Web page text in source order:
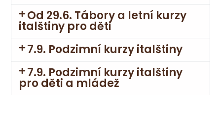
Od 29.6. Tábory a letní kurzy
italštiny pro děti
7.9. Podzimní kurzy italštiny
7.9. Podzimní kurzy italštiny
pro děti a mládež